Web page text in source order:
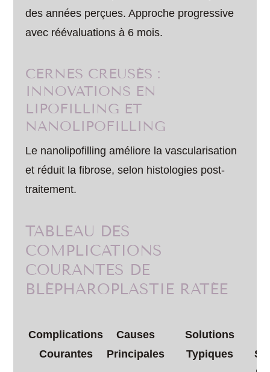
des années perçues. Approche progressive
avec réévaluations à 6 mois.
CERNES CREUSÉS :
INNOVATIONS EN
LIPOFILLING ET
NANOLIPOFILLING
Le nanolipofilling améliore la vascularisation
et réduit la fibrose, selon histologies post-
traitement.
TABLEAU DES
COMPLICATIONS
COURANTES DE
BLÉPHAROPLASTIE RATÉE
Complications
Courantes
Causes
Principales
Solutions
Typiques